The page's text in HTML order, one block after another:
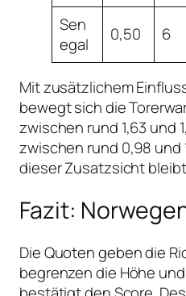
Sen
egal
0,50 6
Mit zusätzlichem
bewegt sich die
zwischen rund 1,63 und
zwischen rund 0,98 und
dieser Zusatzsicht bleibt
Fazit:
Die Quoten geben die
begrenzen die Höhe